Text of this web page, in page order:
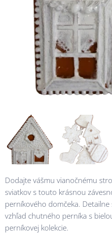
Dodajte vášmu vianočnému
sviatkov s touto krásnou
perníkového domčeka.
vzhľad chutného perníka s
perníkovej kolekcie.